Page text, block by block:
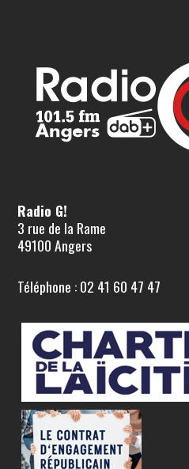
Radio G!
3 rue de la Rame
49100 Angers
Téléphone : 02 41 60 47 47